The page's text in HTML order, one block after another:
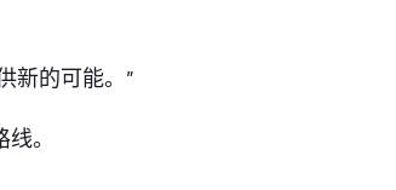
新的可能。”
。